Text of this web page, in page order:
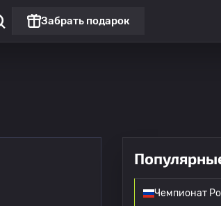
Забрать подарок
Чемпионат